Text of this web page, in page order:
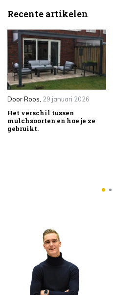
Recente artikelen
DoorRoos, 29 januari 2026
Het verschil tussen
mulchsoorten en hoe je ze
gebruikt.